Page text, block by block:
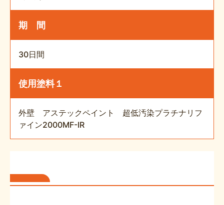
期 間
30日間
使用塗料１
外壁 アステックペイント 超低汚染プラチナリフ
ァイン2000MF-IR